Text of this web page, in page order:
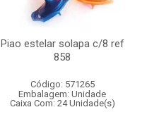
Piao estelar solapa c/8 ref
858
Código: 571265
Embalagem: Unidade
Caixa Com: 24 Unidade(s)